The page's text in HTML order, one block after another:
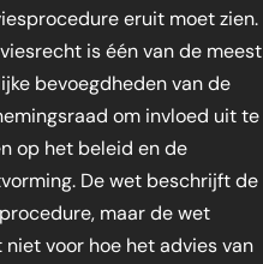
eruit moet zien.
is één van de meest
bevoegdheden van de
om invloed uit te
op het beleid en de
De wet beschrijft de
maar de wet
voor hoe het advies van